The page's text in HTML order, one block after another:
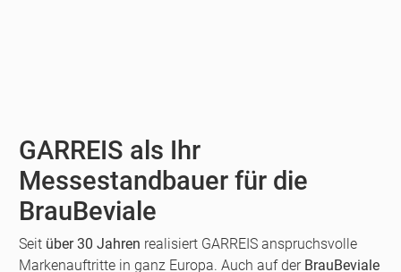
GARREIS als Ihr
Messestandbauer für die
BrauBeviale
Seit über 30 Jahren realisiert GARREIS anspruchsvolle
Markenauftritte in ganz Europa. Auch auf der BrauBeviale